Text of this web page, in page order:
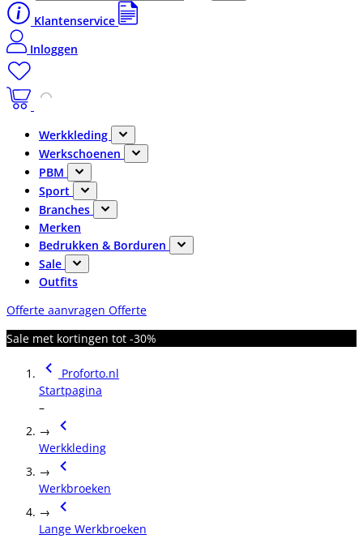
Klantenservice
Inloggen
Werkkleding
Werkschoenen
PBM
Sport
Branches
Merken
Bedrukken & Borduren
Sale
Outfits
Offerte aanvragen Offerte
Sale met kortingen tot -30%
Proforto.nl
Startpagina
–
→
Werkkleding
→
Werkbroeken
→
Lange Werkbroeken